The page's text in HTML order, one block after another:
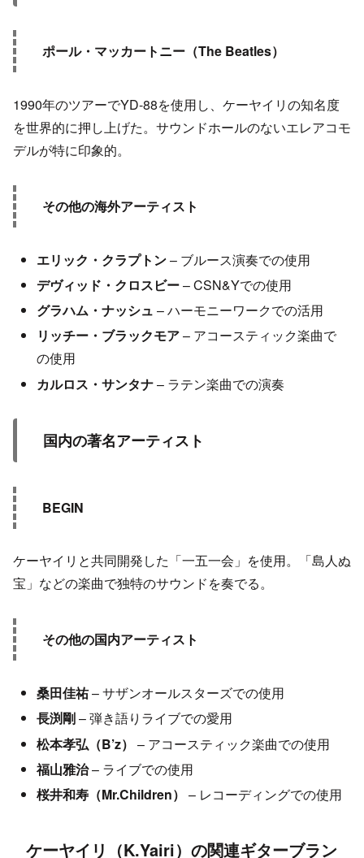
ポール・マッカートニー（The Beatles）
1990年のツアーでYD-88を使用し、ケーヤイリの知名度
を世界的に押し上げた。サウンドホールのないエレアコモ
デルが特に印象的。
その他の海外アーティスト
エリック・クラプトン– ブルース演奏での使用
デヴィッド・クロスビー– CSN&Yでの使用
グラハム・ナッシュ – ハーモニーワークでの活用
リッチー・ブラックモア– アコースティック楽曲で
の使用
カルロス・サンタナ– ラテン楽曲での演奏
国内の著名アーティスト
BEGIN
ケーヤイリと共同開発した「一五一会」を使用。「島人ぬ
宝」などの楽曲で独特のサウンドを奏でる。
その他の国内アーティスト
桑田佳祐– サザンオールスターズでの使用
長渕剛– 弾き語りライブでの愛用
松本孝弘（B’z） – アコースティック楽曲での使用
福山雅治– ライブでの使用
桜井和寿（Mr.Children） – レコーディングでの使用
ケーヤイリ（K.Yairi）の関連ギターブラン